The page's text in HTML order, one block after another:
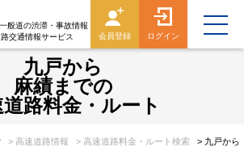
般道の渋滞・事故情報
交通情報サービス
会員登録 ログイン
九戸から
麻績までの
路料金・ルート
> 高速道路情報 > 高速道路料金・ルート検索 > 九戸から